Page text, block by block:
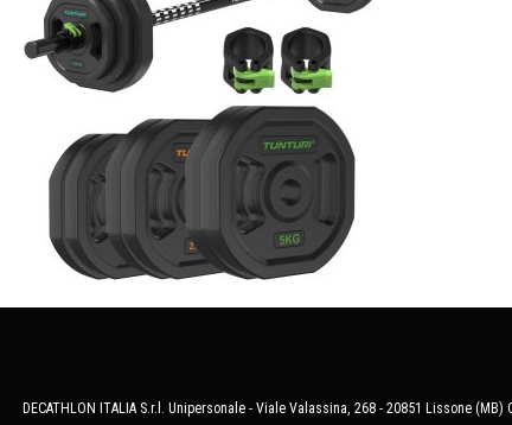
DECATHLON ITALIA S.r.l. Unipersonale - Viale Valassina, 268 - 20851 Lissone